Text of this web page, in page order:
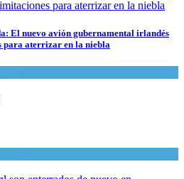
El nuevo avión gubernamental irlandés
para aterrizar en la niebla